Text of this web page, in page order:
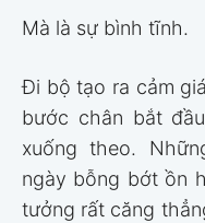
Mà là sự bình tĩnh.
Đi bộ tạo ra cảm
bước chân bắt
xuống theo.
ngày bỗng bớt ồn
tưởng rất căng